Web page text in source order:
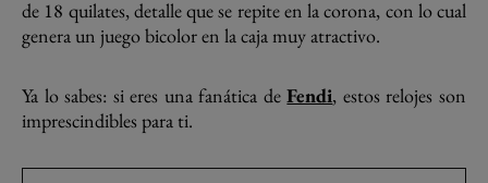
de 18 quilates, detalle que se repite en la corona, con lo cual
genera un juego bicolor en la caja muy atractivo.
Ya lo sabes: si eres una fanática de Fendi, estos relojes son
imprescindibles para ti.